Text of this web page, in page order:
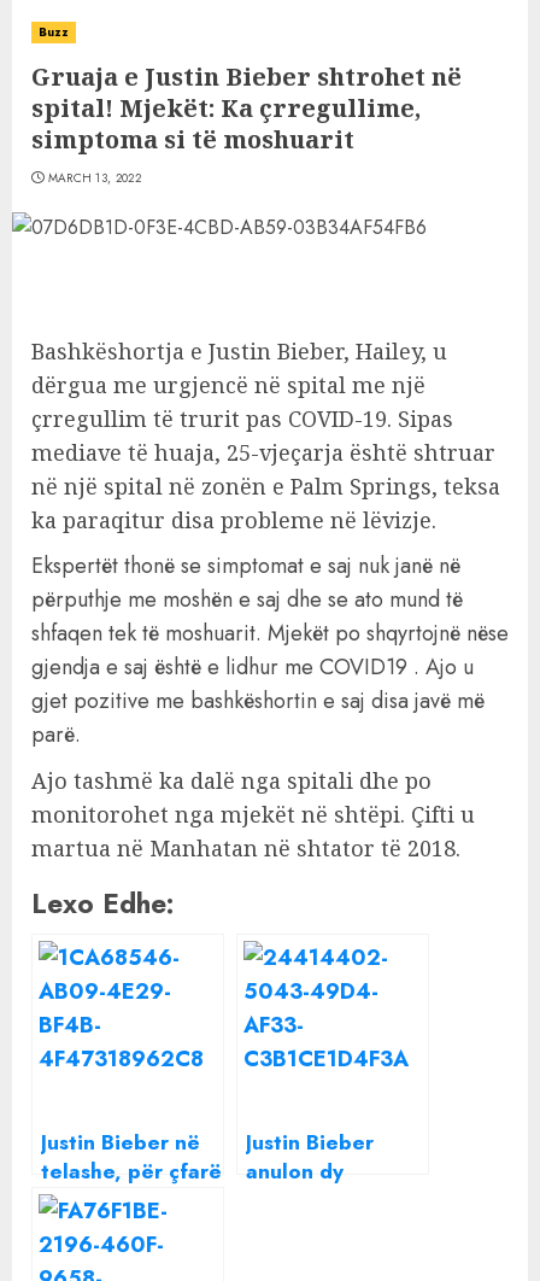
Buzz
Gruaja e Justin Bieber shtrohet në
spital! Mjekët: Ka çrregullime,
simptoma si të moshuarit
MARCH 13, 2022
Bashkëshortja e Justin Bieber, Hailey, u
dërgua me urgjencë në spital me një
çrregullim të trurit pas COVID-19. Sipas
mediave të huaja, 25-vjeçarja është shtruar
në një spital në zonën e Palm Springs, teksa
ka paraqitur disa probleme në lëvizje.
Ekspertët thonë se simptomat e saj nuk janë në
përputhje me moshën e saj dhe se ato mund të
shfaqen tek të moshuarit. Mjekët po shqyrtojnë nëse
gjendja e saj është e lidhur me COVID19 . Ajo u
gjet pozitive me bashkëshortin e saj disa javë më
parë.
Ajo tashmë ka dalë nga spitali dhe po
monitorohet nga mjekët në shtëpi. Çifti u
martua në Manhatan në shtator të 2018.
Lexo Edhe:
Justin Bieber në
telashe, për çfarë
akuzohet
këngëtari i njohur
Justin Bieber
anulon dy